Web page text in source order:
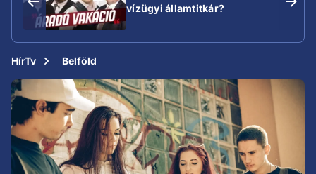
vízügyi államtitkár?
HírTv Belföld